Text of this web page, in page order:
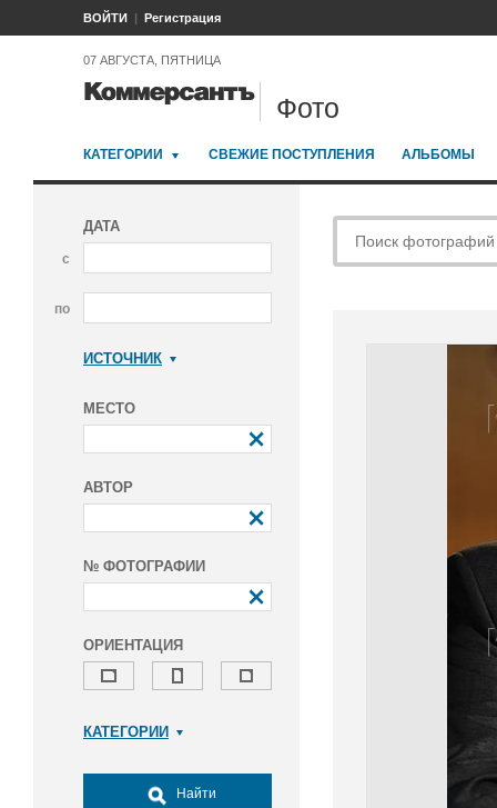
ВОЙТИ Регистрация
07 АВГУСТА, ПЯТНИЦА
Фото
КАТЕГОРИИ СВЕЖИЕ ПОСТУПЛЕНИЯ АЛЬБОМЫ
ДАТА
с
по
ИСТОЧНИК
МЕСТО
АВТОР
№ ФОТОГРАФИИ
ОРИЕНТАЦИЯ
КАТЕГОРИИ
Досуг, туризм и отдых
Найти